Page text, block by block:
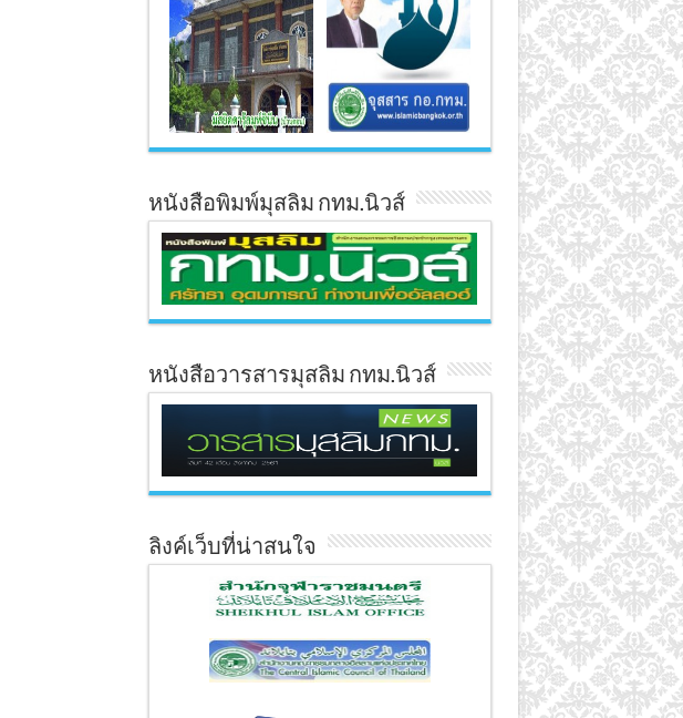
หนังสือพิมพ์มุสลิม กทม.นิวส์
หนังสือวารสารมุสลิม กทม.นิวส์
ลิงค์เว็บที่น่าสนใจ